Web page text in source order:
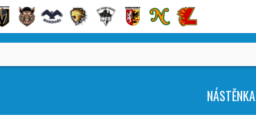
NÁSTĚNKA